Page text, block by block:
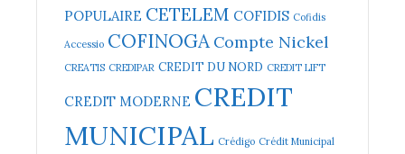
POPULAIRE CETELEM COFIDIS Cofidis
Accessio COFINOGA Compte Nickel
CREATIS CREDIPAR CREDIT DU NORD CREDIT LIFT
CREDIT MODERNE CREDIT
MUNICIPAL Crédigo Crédit Municipal